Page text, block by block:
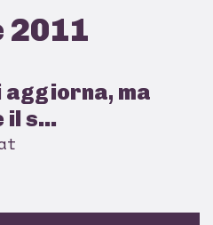
2011
ma
il s...